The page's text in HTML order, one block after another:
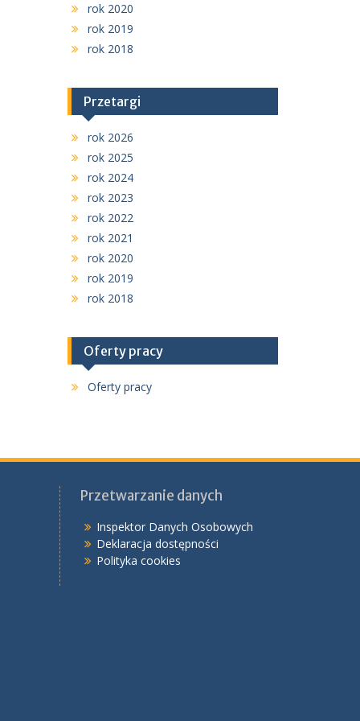
rok 2020
rok 2019
rok 2018
Przetargi
rok 2026
rok 2025
rok 2024
rok 2023
rok 2022
rok 2021
rok 2020
rok 2019
rok 2018
Oferty pracy
Oferty pracy
Przetwarzanie danych
Inspektor Danych Osobowych
Deklaracja dostępności
Polityka cookies